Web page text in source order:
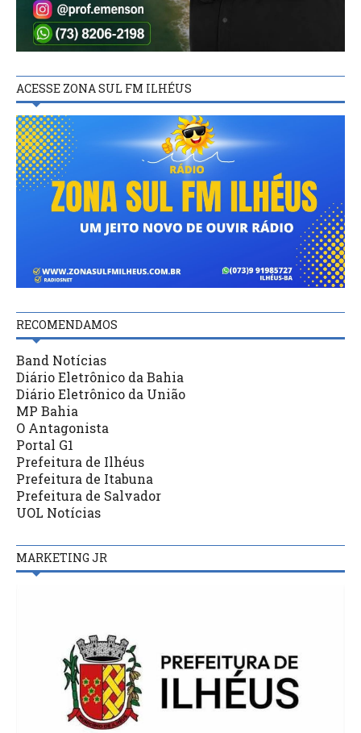
ACESSE ZONA SUL FM ILHÉUS
RECOMENDAMOS
Band Notícias
Diário Eletrônico da Bahia
Diário Eletrônico da União
MP Bahia
O Antagonista
Portal G1
Prefeitura de Ilhéus
Prefeitura de Itabuna
Prefeitura de Salvador
UOL Notícias
MARKETING JR